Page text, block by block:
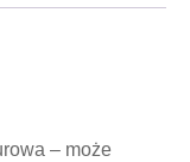
– może